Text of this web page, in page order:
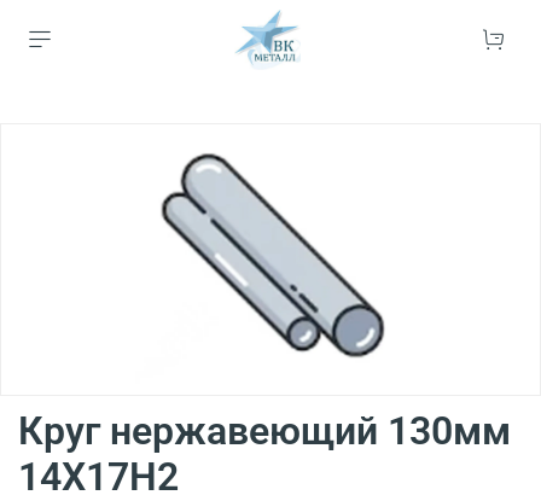
Круг нержавеющий 130мм
14Х17Н2